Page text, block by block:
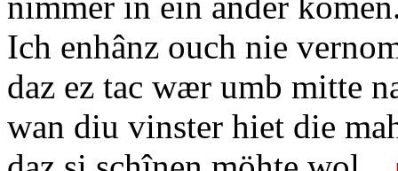
Ich enhânz ouch nie
daz ez tac wær umb mitte
wan diu vinster hiet die